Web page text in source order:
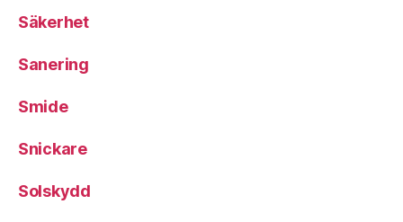
Säkerhet
Sanering
Smide
Snickare
Solskydd